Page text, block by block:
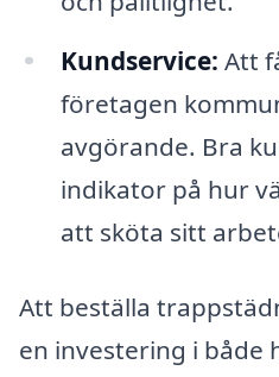
Kundservice: Att
företagen
avgörande. Bra
indikator på hur
att sköta sitt
Att beställa
en investering i både